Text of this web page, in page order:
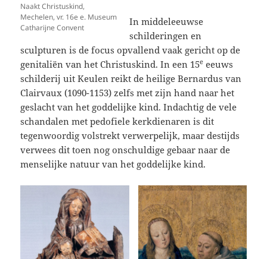
Naakt Christuskind,
Mechelen, vr. 16e e. Museum
Catharijne Convent
In middeleeuwse
schilderingen en
sculpturen is de focus opvallend vaak gericht op de
genitaliën van het Christuskind. In een 15e eeuws
schilderij uit Keulen reikt de heilige Bernardus van
Clairvaux (1090-1153) zelfs met zijn hand naar het
geslacht van het goddelijke kind. Indachtig de vele
schandalen met pedofiele kerkdienaren is dit
tegenwoordig volstrekt verwerpelijk, maar destijds
verwees dit toen nog onschuldige gebaar naar de
menselijke natuur van het goddelijke kind.